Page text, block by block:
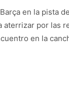
en la pista
aterrizar por las
en la